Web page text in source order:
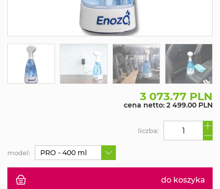
3 073.77 PLN
cena netto: 2 499.00 PLN
do koszyka
liczba:
model: PRO - 400 ml